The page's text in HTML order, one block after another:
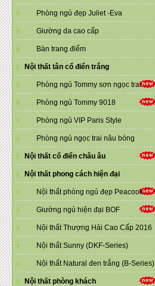
Phòng ngủ đẹp Juliet -Eva
Giường da cao cấp
Bàn trang điểm
Nội thất tân cổ điển trắng
Phòng ngủ Tommy sơn ngọc trai
Phòng ngủ Tommy 9018
Phòng ngủ VIP Paris Style
Phòng ngủ ngọc trai nâu bóng
Nội thất cổ điển châu âu
Nội thất phong cách hiện đại
Nội thất phòng ngủ đẹp Peacook
Giường ngủ hiện đại BOF
Nội thất Thượng Hải Cao Cấp 2016
Nội thất Sunny (DKF-Series)
Nội thất Natural đen trắng (B-Series)
Nội thất phòng khách